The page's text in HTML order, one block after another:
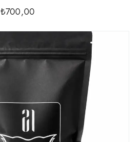
₺700,00